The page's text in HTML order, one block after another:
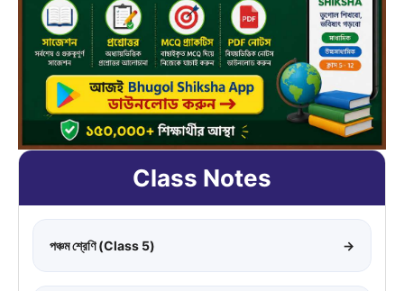
Class Notes
পঞ্চম শ্রেণি (Class 5) →